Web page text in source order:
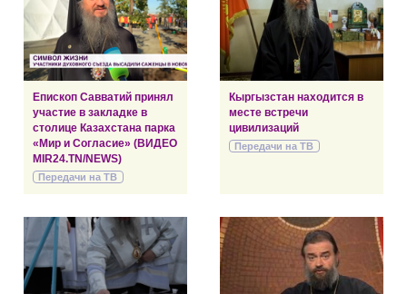
Епископ Савватий принял
участие в закладке в
столице Казахстана парка
«Мир и Согласие» (ВИДЕО
MIR24.TN/NEWS)
Передачи на ТВ
Кыргызстан находится в
месте встречи
цивилизаций
Передачи на ТВ